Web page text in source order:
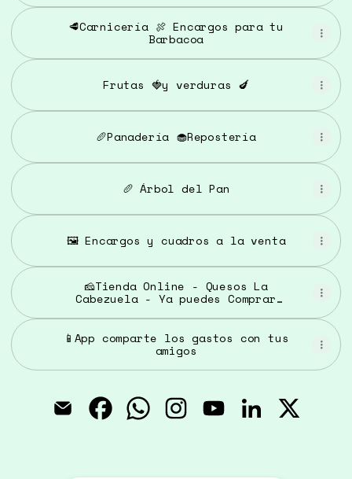
🥩Carnicería 🍖 Encargos para tu
Barbacoa
Frutas 🍓y verduras 🍆
🥖Panadería 🧁Repostería
🥖 Árbol del Pan
🖼️ Encargos y cuadros a la venta
🧀Tienda Online - Quesos La
Cabezuela - Ya puedes Comprar
📱App comparte los gastos con tus
amigos
El Nido de las Mariposas Email
El Nido de las Mariposas
El Nido de las Mariposas